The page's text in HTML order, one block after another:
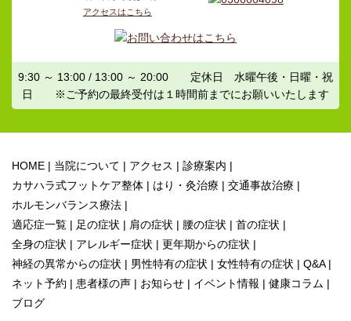
アクセスはこちら
9:30 ～ 13:00 / 13:00 ～ 20:00 定休日 水曜午後・日曜・祝
日 ※ご予約の最終受付は１時間前までにお願いいたします
HOME 当院について アクセス
診療案内
カサハラ式フットケア整体
はり・灸治療
交通事故治療
ホルモンバランス療法
適応症一覧
足の症状 肩の症状 腰の症状
首の症状
全身の症状
アレルギー症状
更年期からの症状
神経の異常からの症状
男性特有の症状 女性特有の症状
Q&A
ネット予約
患者様の声 お知らせ イベント情報
健康コラム
ブログ